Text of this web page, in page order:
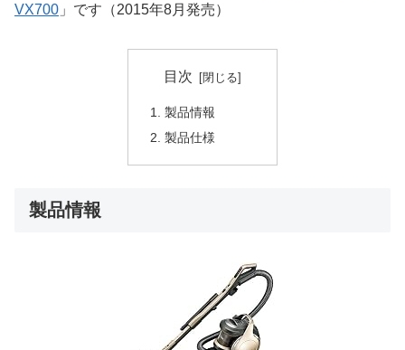
VX700 」です（2015年8月発売）
目次
製品情報
製品仕様
製品情報